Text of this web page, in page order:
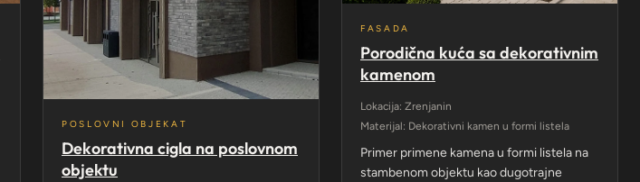
POSLOVNI OBJEKAT
Dekorativna cigla na poslovnom
objektu
FASADA
Porodična kuća sa dekorativnim
kamenom
Lokacija: Zrenjanin
Materijal: Dekorativni kamen u formi listela
Primer primene kamena u formi listela na
stambenom objektu kao dugotrajne